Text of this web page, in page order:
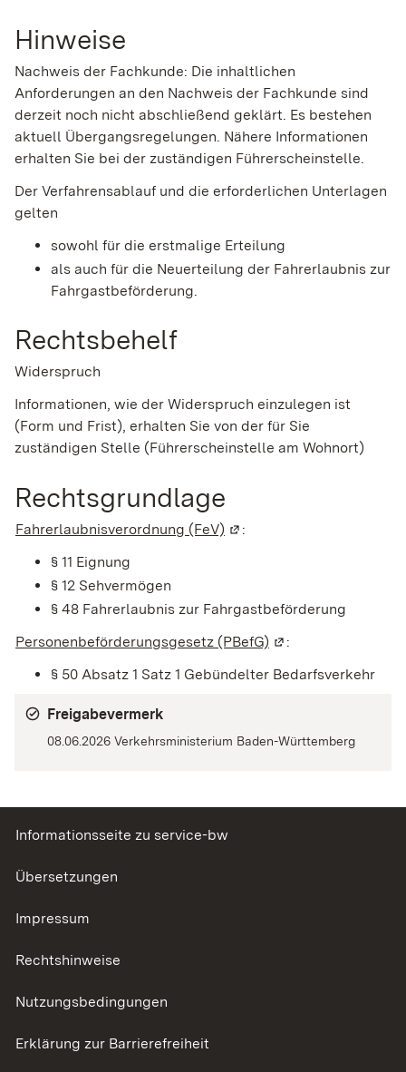
Hinweise
Nachweis der Fachkunde: Die inhaltlichen
Anforderungen an den Nachweis der Fachkunde sind
derzeit noch nicht abschließend geklärt. Es bestehen
aktuell Übergangsregelungen. Nähere Informationen
erhalten Sie bei der zuständigen Führerscheinstelle.
Der Verfahrensablauf und die erforderlichen Unterlagen
gelten
sowohl für die erstmalige Erteilung
als auch für die Neuerteilung der Fahrerlaubnis zur
Fahrgastbeförderung.
Rechtsbehelf
Widerspruch
Informationen, wie der Widerspruch einzulegen ist
(Form und Frist), erhalten Sie von der für Sie
zuständigen Stelle (Führerscheinstelle am Wohnort)
Rechtsgrundlage
Fahrerlaubnisverordnung (FeV) (Wird in einem neuen
:
§ 11 Eignung
§ 12 Sehvermögen
§ 48 Fahrerlaubnis zur Fahrgastbeförderung
Personenbeförderungsgesetz (PBefG) (Wird in einem
:
§ 50 Absatz 1 Satz 1 Gebündelter Bedarfsverkehr
Freigabevermerk
08.06.2026 Verkehrsministerium Baden-Württemberg
Informationsseite zu service-bw
Übersetzungen
Impressum
Rechtshinweise
Nutzungsbedingungen
Erklärung zur Barrierefreiheit